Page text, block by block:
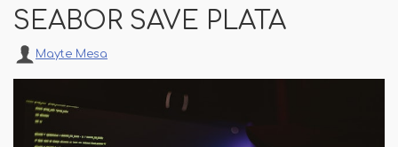
SEABOR SAVE PLATA
Mayte Mesa